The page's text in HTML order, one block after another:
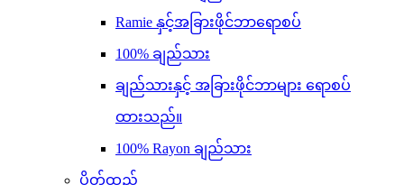
Ramie နှင့်အခြားဖိုင်ဘာရောစပ်
100% ချည်သား
ချည်သားနှင့် အခြားဖိုင်ဘာများ ရောစပ်
ထားသည်။
100% Rayon ချည်သား
ပိတ်ထည်